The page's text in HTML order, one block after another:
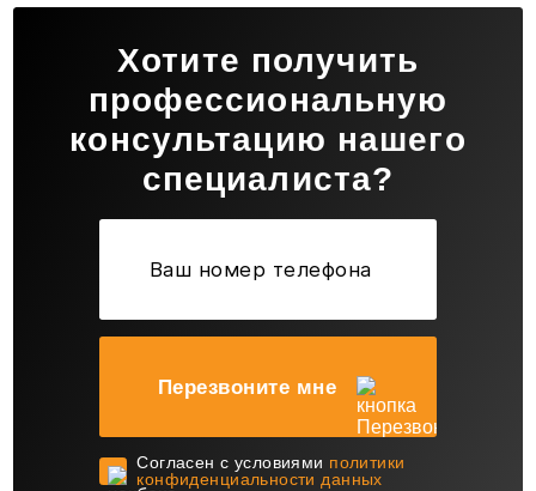
Хотите получить
профессиональную
консультацию нашего
специалиста?
Перезвоните мне
Cогласен с условиями политики
конфиденциальности данных